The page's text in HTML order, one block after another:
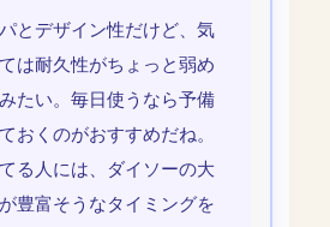
とデザイン性だけど、気
は耐久性がちょっと弱め
たい。毎日使うなら予備
おくのがおすすめだね。
る人には、ダイソーの大
豊富そうなタイミングを